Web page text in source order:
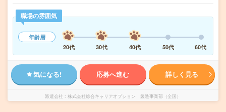
職場の雰囲気
年齢層
20代
30代 40代 50代 60代
気になる! 応募へ進む 詳しく見る
派遣会社 株式会社綜合キャリアオプション 製造事業部（全国）